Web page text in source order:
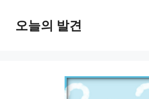
오늘의 발견